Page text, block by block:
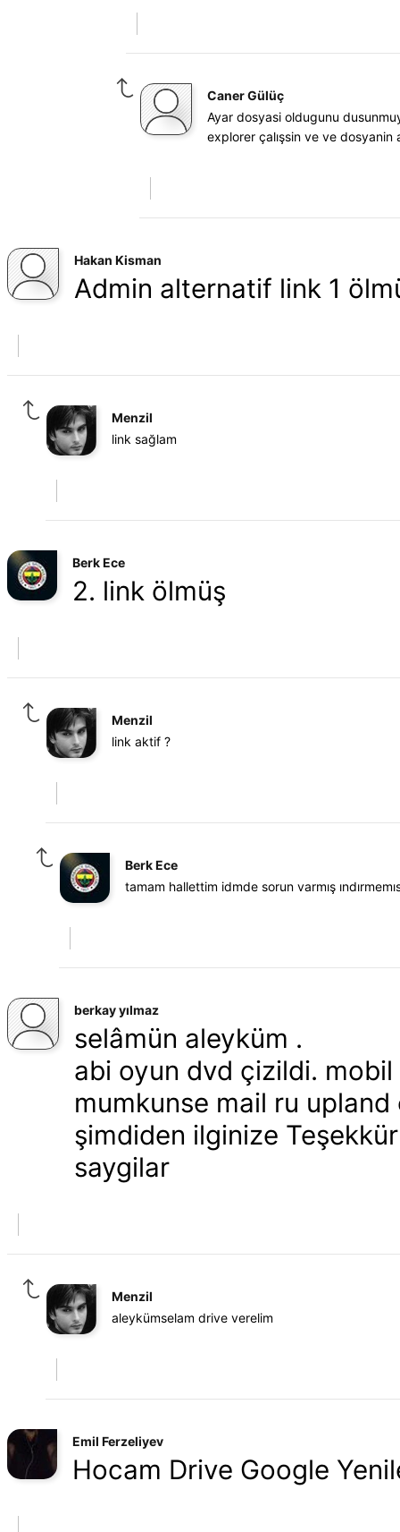
Caner Gülüç
Ayar dosyasi oldugunu
explorer çalışsin ve ve
Hakan Kisman
Admin alternatif link 1
Menzil
link sağlam
Berk Ece
2. link ölmüş
Menzil
link aktif ?
Berk Ece
tamam hallettim idmde sorun varmış
berkay yılmaz
selâmün aleyküm .
abi oyun dvd çizildi.
mumkunse mail ru
şimdiden ilginize
saygilar
Menzil
aleykümselam drive verelim
Emil Ferzeliyev
Hocam Drive Google